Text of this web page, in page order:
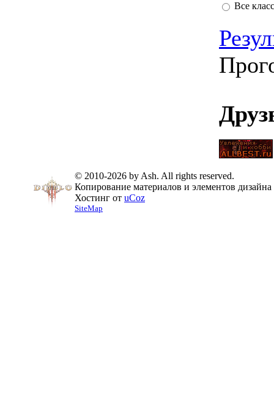
Все класс
© 2010-2026 by Ash. All rights reserved.
Копирование материалов и элементов
Хостинг от uCoz
SiteMap